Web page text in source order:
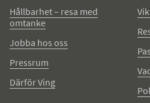
Hållbarhet – resa med
omtanke
Jobba hos oss
Pressrum
Därför Ving